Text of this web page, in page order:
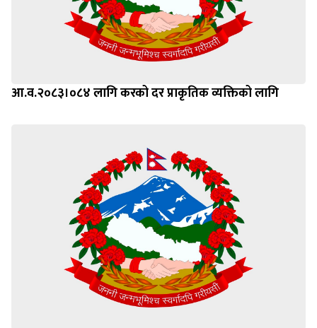
आ.व.२०८३।०८४ लागि करको दर प्राकृतिक व्यक्तिको लागि